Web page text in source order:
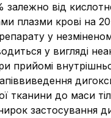
від
плазми крові на
у
у вигляді
прийомі
тканини до маси
застосування